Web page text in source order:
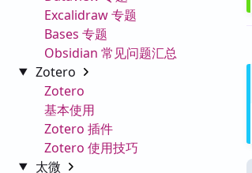
Excalidraw 专题
Bases 专题
Obsidian 常见问题汇总
Zotero
Zotero
基本使用
Zotero 插件
Zotero 使用技巧
太微